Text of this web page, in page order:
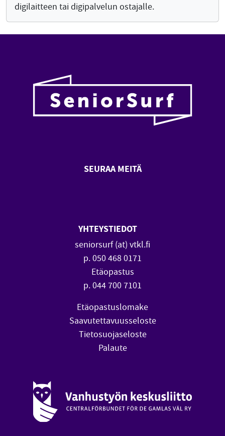
digilaitteen tai digipalvelun ostajalle.
SEURAA MEITÄ
YHTEYSTIEDOT
seniorsurf (at) vtkl.fi
p. 050 468 0171
Etäopastus
p. 044 700 7101
Etäopastuslomake
Saavutettavuusseloste
Tietosuojaseloste
Palaute